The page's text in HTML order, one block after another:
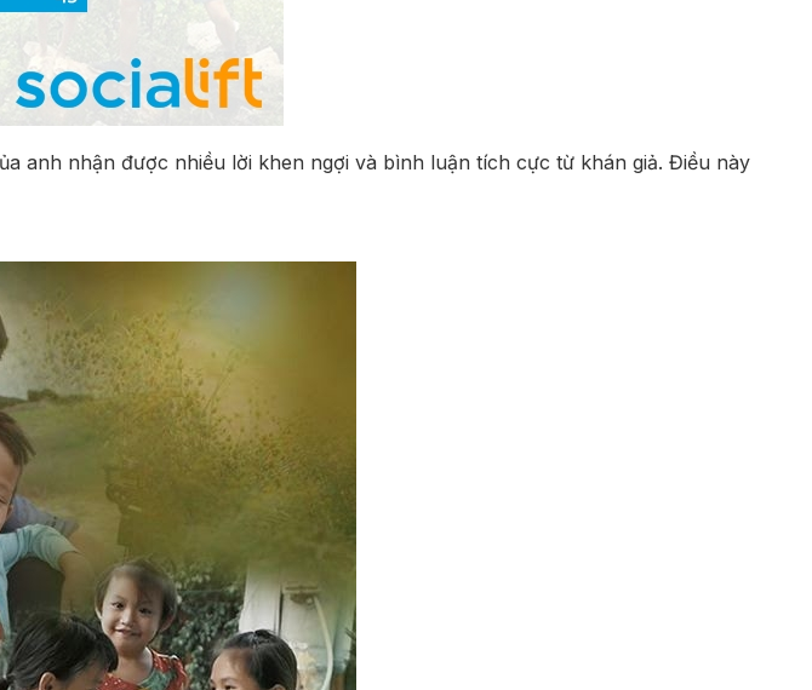
anh nhận được nhiều lời khen ngợi và bình luận tích cực từ khán giả. Điều này